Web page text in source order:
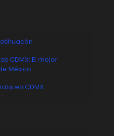
CDMX: El mejor
México
en CDMX